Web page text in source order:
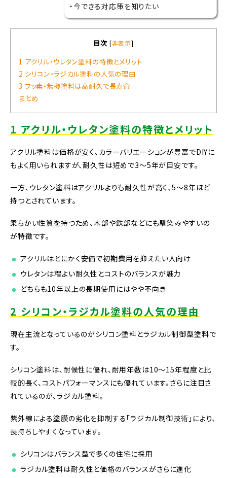
・今できる対応策を知りたい
目次 [非表示]
1 アクリル・ウレタン塗料の特徴とメリット
2 シリコン・ラジカル塗料の人気の理由
3 フッ素・無機塗料は高耐久で長寿命
まとめ
1 アクリル・ウレタン塗料の特徴とメリット
アクリル塗料は価格が安く、カラーバリエーションが豊富でDIYに
もよく用いられますが、耐久性は短めで3〜5年が目安です。
一方、ウレタン塗料はアクリルよりも耐久性が高く、5〜8年ほど
持つとされています。
柔らかい性質を持つため、木部や鉄部などにも馴染みやすいの
が特徴です。
アクリルはとにかく安価で初期費用を抑えたい人向け
ウレタンは程よい耐久性とコストのバランスが魅力
どちらも10年以上の長期使用にはやや不向き
2 シリコン・ラジカル塗料の人気の理由
現在主流となっているのがシリコン塗料とラジカル制御型塗料で
す。
シリコン塗料は、耐候性に優れ、耐用年数は10〜15年程度と比
較的長く、コストパフォーマンスにも優れています。さらに注目さ
れているのが、ラジカル塗料。
紫外線による塗膜の劣化を抑制する「ラジカル制御技術」により、
長持ちしやすくなっています。
シリコンはバランス型で多くの住宅に採用
ラジカル塗料は耐久性と価格のバランスがさらに進化